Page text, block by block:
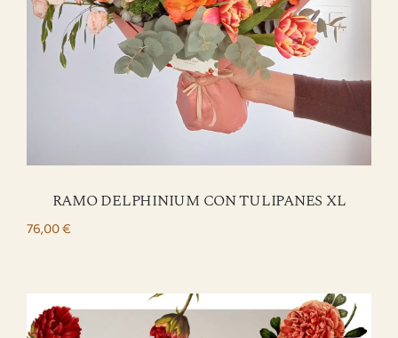
RAMO DELPHINIUM CON TULIPANES XL
76,00€